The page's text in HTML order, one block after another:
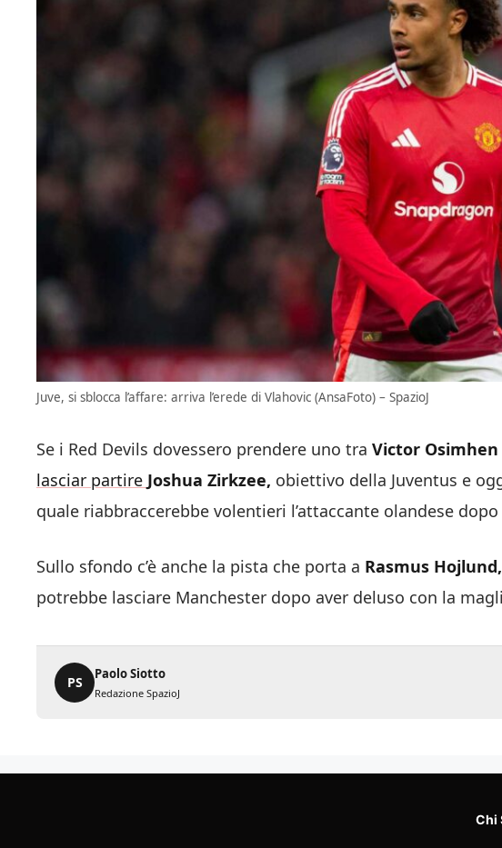
Juve, si sblocca l’affare: arriva l’erede di Vlahovic (AnsaFoto) – SpazioJ
Se i Red Devils dovessero prendere uno tra Victor Osimhen
lasciar partire Joshua Zirkzee, obiettivo della Juventus e
quale riabbraccerebbe volentieri l’attaccante olandese
Sullo sfondo c’è anche la pista che porta a Rasmus Hojlund,
potrebbe lasciare Manchester dopo aver deluso con la
PS
Paolo Siotto
Redazione SpazioJ
Chi